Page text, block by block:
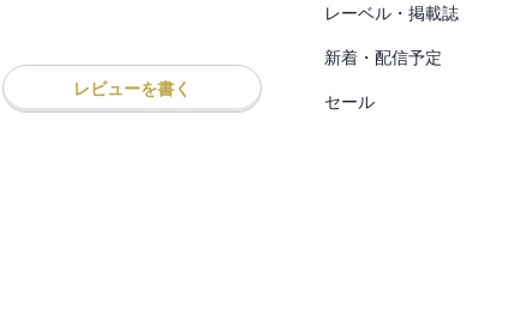
レビューを書く
レーベル・掲載誌
新着・配信予定
セール